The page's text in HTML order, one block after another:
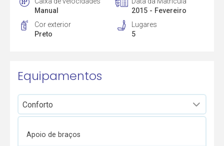
Manual
2015 - Fevereiro
Cor exterior
Preto
Lugares
5
Equipamentos
Apoio de braços